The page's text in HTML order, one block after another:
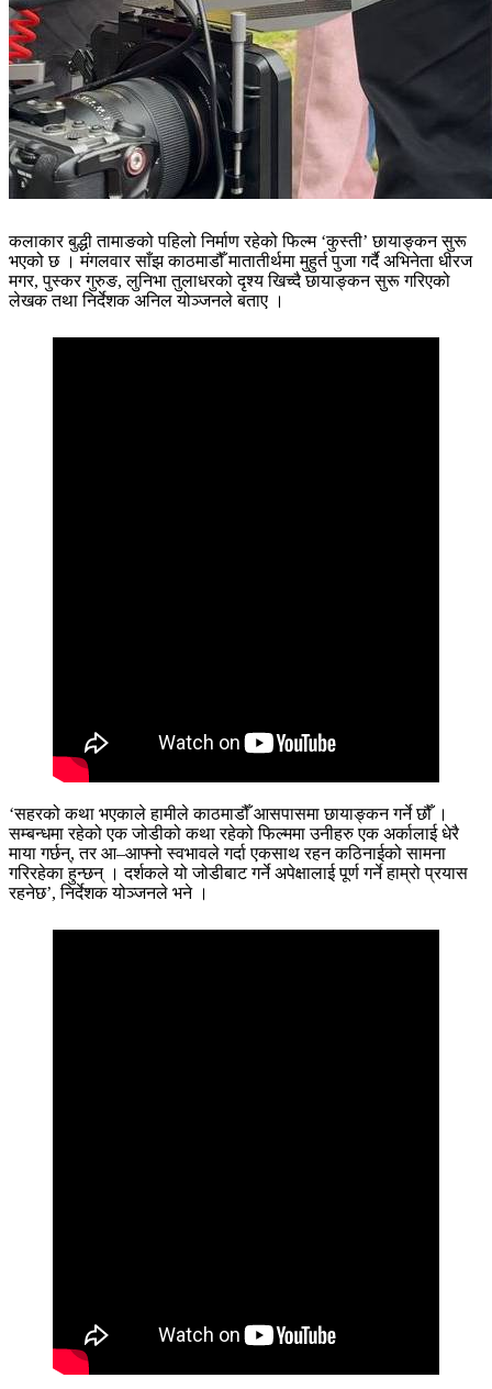
कलाकार बुद्धी तामाङको पहिलो निर्माण रहेको फिल्म ‘कुस्ती’ छायाङ्कन सुरू
भएको छ । मंगलवार साँझ काठमाडौँ मातातीर्थमा मुहुर्त पुजा गर्दै अभिनेता धीरज
मगर, पुस्कर गुरुङ, लुनिभा तुलाधरको दृश्य खिच्दै छायाङ्कन सुरू गरिएको
लेखक तथा निर्देशक अनिल योञ्जनले बताए ।
‘सहरको कथा भएकाले हामीले काठमाडौँ आसपासमा छायाङ्कन गर्ने छौँ ।
सम्बन्धमा रहेको एक जोडीको कथा रहेको फिल्ममा उनीहरु एक अर्कालाई धेरै
माया गर्छन्, तर आ–आफ्नो स्वभावले गर्दा एकसाथ रहन कठिनाईको सामना
गरिरहेका हुन्छन् । दर्शकले यो जोडीबाट गर्ने अपेक्षालाई पूर्ण गर्ने हाम्रो प्रयास
रहनेछ’, निर्देशक योञ्जनले भने ।